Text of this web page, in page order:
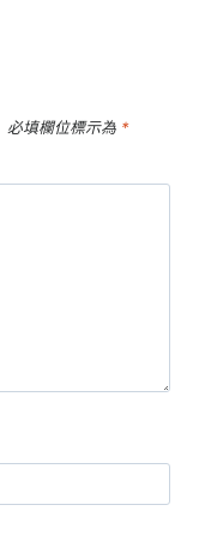
必填欄位標示為 *